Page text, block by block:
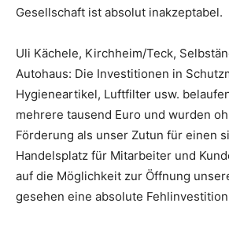
Gesellschaft ist absolut inakzeptabel.
Uli Kächele, Kirchheim/Teck,
Autohaus: Die Investitionen in
Hygieneartikel, Luftfilter usw.
mehrere tausend Euro und wurden
Förderung als unser Zutun für einen
Handelsplatz für Mitarbeiter und
auf die Möglichkeit zur Öffnung
gesehen eine absolute